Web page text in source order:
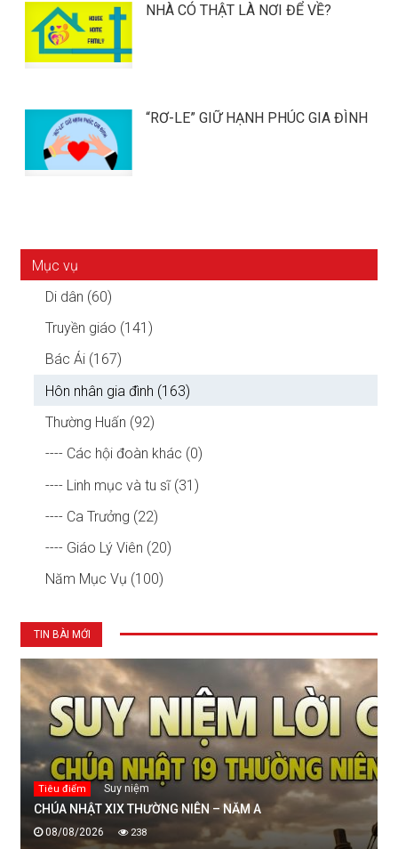
NHÀ CÓ THẬT LÀ NƠI ĐỂ VỀ?
“RƠ-LE” GIỮ HẠNH PHÚC GIA ĐÌNH
Mục vụ
Di dân (60)
Truyền giáo (141)
Bác Ái (167)
Hôn nhân gia đình (163)
Thường Huấn (92)
---- Các hội đoàn khác (0)
---- Linh mục và tu sĩ (31)
---- Ca Trưởng (22)
---- Giáo Lý Viên (20)
Năm Mục Vụ (100)
TIN BÀI MỚI
Tiêu điểm Suy niệm
CHÚA NHẬT XIX THƯỜNG NIÊN – NĂM A
08/08/2026 238